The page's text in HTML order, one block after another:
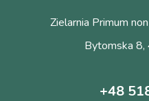
Zielarnia Primum
Bytomska
+48